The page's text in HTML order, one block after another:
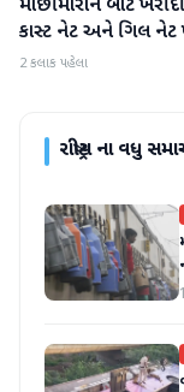
માછીમારોને બોટ
કાસ્ટ નેટ અને ગિલ
2 કલાક પહેલા
રાષ્ટ્રીયના વધુ